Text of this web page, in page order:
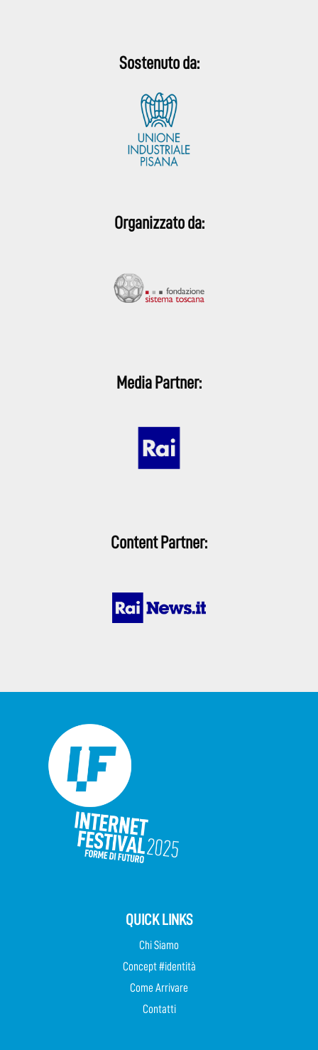
Sostenuto da:
Organizzato da:
Media Partner:
Content Partner:
QUICK LINKS
Chi Siamo
Concept #identità
Come Arrivare
Contatti